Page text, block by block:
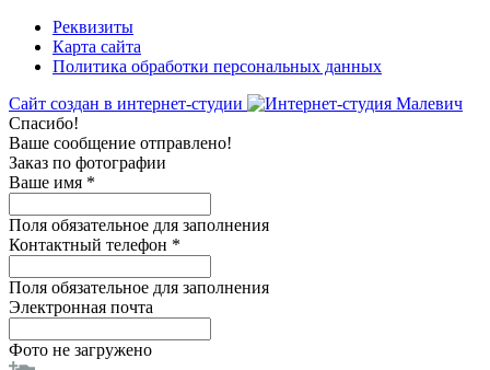
Реквизиты
Карта сайта
Политика обработки персональных данных
Сайт создан в интернет-студии
Спасибо!
Ваше сообщение отправлено!
Заказ по фотографии
Ваше имя *
Поля обязательное для заполнения
Контактный телефон *
Поля обязательное для заполнения
Электронная почта
Фото не загружено